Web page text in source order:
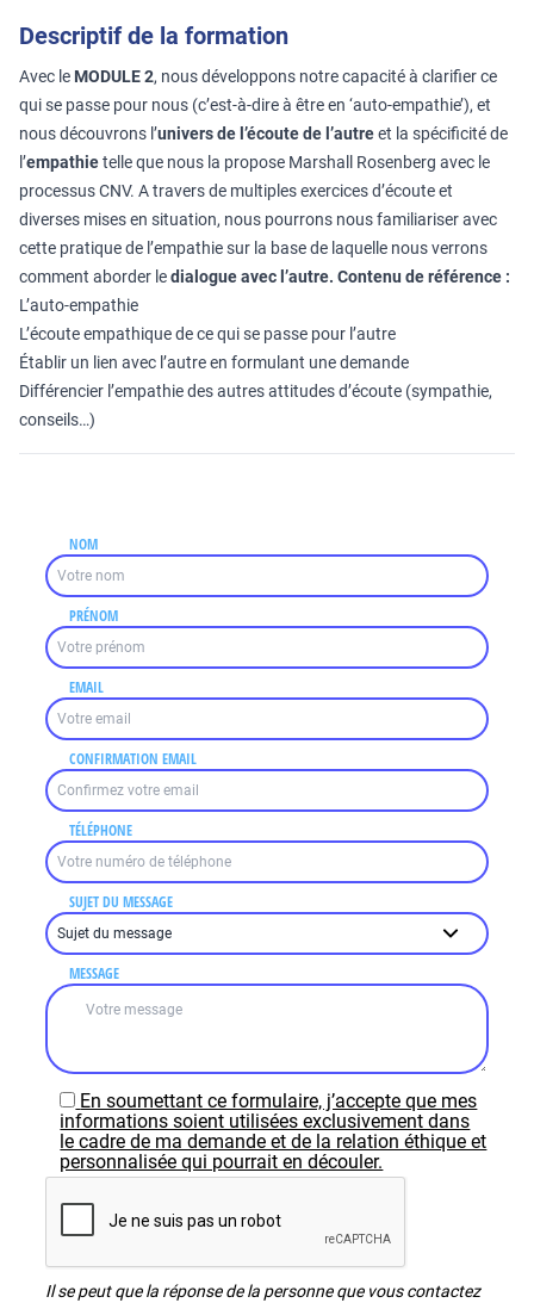
Descriptif de la formation
Avec le MODULE 2, nous développons notre capacité à clarifier ce
qui se passe pour nous (c’est-à-dire à être en ‘auto-empathie’), et
nous découvrons l’univers de l’écoute de l’autreet la spécificité de
l’empathietelle que nous la propose Marshall Rosenberg avec le
processus CNV. A travers de multiples exercices d’écoute et
diverses mises en situation, nous pourrons nous familiariser avec
cette pratique de l’empathie sur la base de laquelle nous verrons
comment aborder ledialogue avec l’autre. Contenu de référence :
L’auto-empathie
L’écoute empathique de ce qui se passe pour l’autre
Établir un lien avec l’autre en formulant une demande
Différencier l’empathie des autres attitudes d’écoute (sympathie,
conseils…)
NOM
PRÉNOM
EMAIL
CONFIRMATION EMAIL
TÉLÉPHONE
SUJET DU MESSAGE
MESSAGE
En soumettant ce formulaire, j’accepte que mes
informations soient utilisées exclusivement dans
le cadre de ma demande et de la relation éthique et
personnalisée qui pourrait en découler.
Il se peut que la réponse de la personne que vous contactez